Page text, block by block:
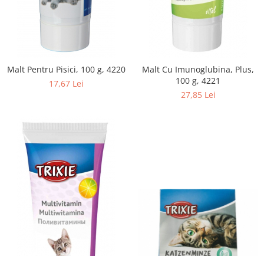
Malt Pentru Pisici, 100 g, 4220
17,67 Lei
Malt Cu Imunoglubina, Plus,
100 g, 4221
27,85 Lei